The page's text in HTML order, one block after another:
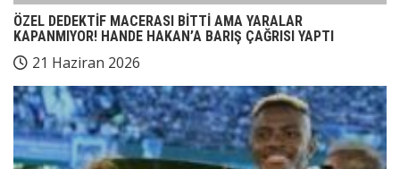
ÖZEL DEDEKTİF MACERASI BİTTİ AMA YARALAR
KAPANMIYOR! HANDE HAKAN’A BARIŞ ÇAĞRISI YAPTI
21 Haziran 2026